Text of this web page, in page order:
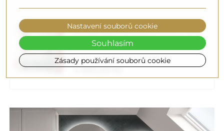
Zrcadlo geometrického tvaru v rámu
s osvětlením – PENTA V RÁMU LED
4 600,00 Kč
Zásady používání souborů cookie
Nastavení souborů cookie
Souhlasím